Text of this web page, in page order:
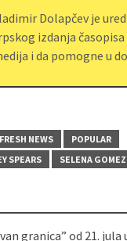
Dolapčev je
izdanja časopisa
i da pomogne u
FRESH NEWS
POPULAR
SPEARS SELENA GOMEZ
granica” od 21.